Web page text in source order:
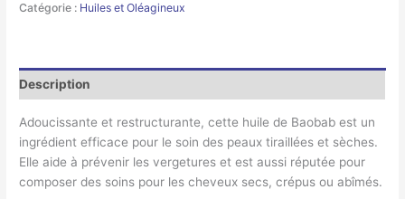
Catégorie : Huiles et Oléagineux
Description
Adoucissante et restructurante, cette huile de Baobab est un
ingrédient efficace pour le soin des peaux tiraillées et sèches.
Elle aide à prévenir les vergetures et est aussi réputée pour
composer des soins pour les cheveux secs, crépus ou abîmés.